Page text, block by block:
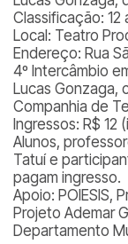
Classificação: 12
Local: Teatro
Endereço: Rua
4º Intercâmbio
Lucas Gonzaga,
Companhia de
Ingressos: R$ 12
Alunos,
Tatuí e
pagam ingresso.
Apoio: POIESIS,
Projeto Ademar
Departamento